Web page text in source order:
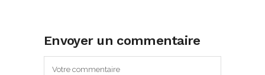
Envoyer un commentaire